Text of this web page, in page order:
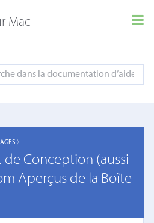
Mac
〉
de Conception (aussi
Aperçus de la Boîte